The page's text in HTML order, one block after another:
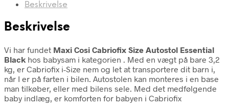
Beskrivelse
Beskrivelse
Vi har fundet Maxi Cosi Cabriofix Size Autostol Essential
Black hos babysam i kategorien . Med en vægt på bare 3,2
kg, er Cabriofix i-Size nem og let at transportere dit barn i,
når I er på farten i bilen. Autostolen kan monteres i en base
man tilkøber, eller med bilens sele. Med det medfølgende
baby indlæg, er komforten for babyen i Cabriofix